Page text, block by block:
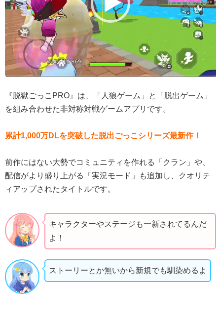
ヤ
『脱獄ごっこPRO』は、「人狼ゲーム」と「脱出ゲーム」
を組み合わせた非対称対戦ゲームアプリです。
累計1,000万DLを突破した脱出ごっこシリーズ最新作！
前作にはない大勢でコミュニティを作れる「クラン」や、
配信がより盛り上がる「実況モード」も追加し、クオリテ
ィアップされたタイトルです。
キャラクターやステージも一新されてるんだ
よ！
ストーリーとか無いから新規でも馴染めるよ